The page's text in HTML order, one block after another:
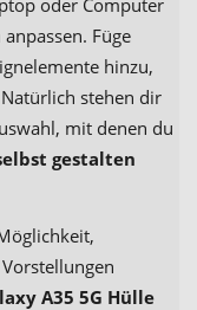
Füge
hinzu,
stehen dir
mit denen du
gestalten
A35 5G Hülle